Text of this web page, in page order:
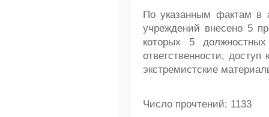
По указанным фактам в
учреждений внесено 5
которых 5
ответственности,
экстремистские
Число прочтений: 1133